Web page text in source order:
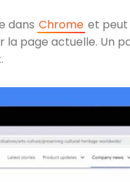
dans Chrome et peut
la page actuelle. Un